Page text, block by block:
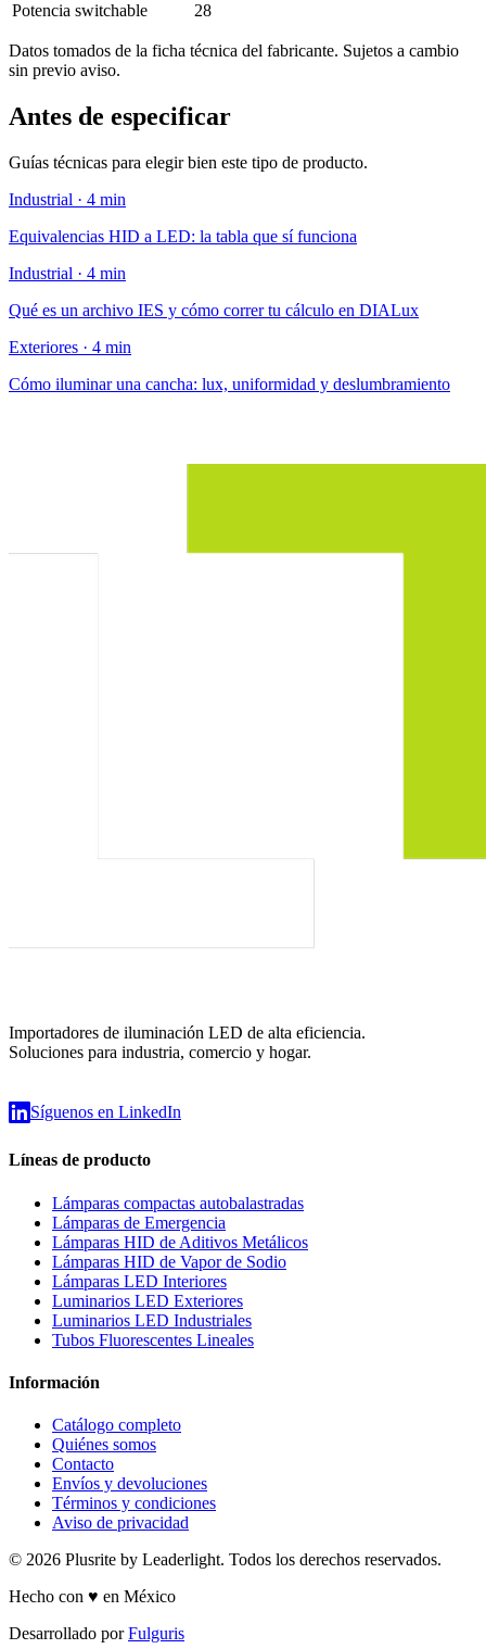
Potencia switchable
28
Datos tomados de la ficha técnica del fabricante. Sujetos a cambio
sin previo aviso.
Antes de especificar
Guías técnicas para elegir bien este tipo de producto.
Industrial · 4 min
Equivalencias HID a LED: la tabla que sí funciona
Industrial · 4 min
Qué es un archivo IES y cómo correr tu cálculo en DIALux
Exteriores · 4 min
Cómo iluminar una cancha: lux, uniformidad y deslumbramiento
Importadores de iluminación LED de alta eficiencia.
Soluciones para industria, comercio y hogar.
Síguenos en LinkedIn
Líneas de producto
Lámparas compactas autobalastradas
Lámparas de Emergencia
Lámparas HID de Aditivos Metálicos
Lámparas HID de Vapor de Sodio
Lámparas LED Interiores
Luminarios LED Exteriores
Luminarios LED Industriales
Tubos Fluorescentes Lineales
Información
Catálogo completo
Quiénes somos
Contacto
Envíos y devoluciones
Términos y condiciones
Aviso de privacidad
© 2026 Plusrite by Leaderlight. Todos los derechos reservados.
Hecho con ♥ en México
Desarrollado porFulguris